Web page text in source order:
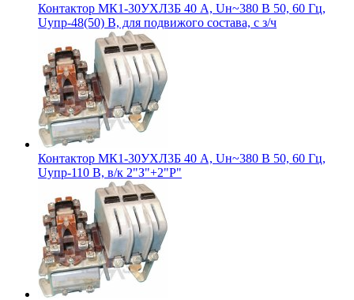
Контактор МК1-30УХЛ3Б 40 А, Uн~380 В 50, 60 Гц,
Uупр-48(50) В, для подвижого состава, с з/ч
Контактор МК1-30УХЛ3Б 40 А, Uн~380 В 50, 60 Гц,
Uупр-110 В, в/к 2"З"+2"Р"